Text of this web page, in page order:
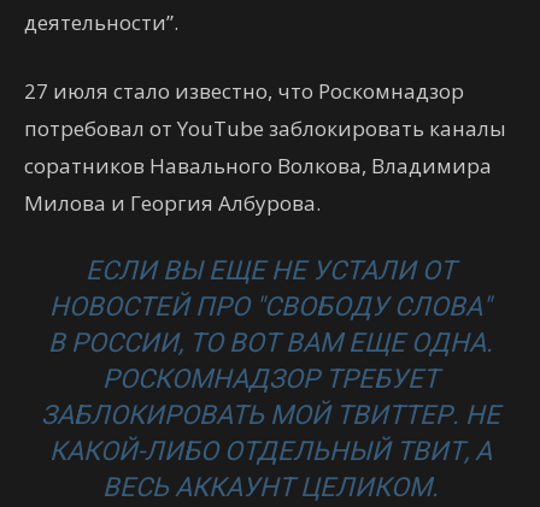
деятельности”.
27 июля стало известно, что Роскомнадзор
потребовал от YouTube заблокировать каналы
соратников Навального Волкова, Владимира
Милова и Георгия Албурова.
ЕСЛИ ВЫ ЕЩЕ НЕ УСТАЛИ ОТ
НОВОСТЕЙ ПРО "СВОБОДУ СЛОВА"
В РОССИИ, ТО ВОТ ВАМ ЕЩЕ ОДНА.
РОСКОМНАДЗОР ТРЕБУЕТ
ЗАБЛОКИРОВАТЬ МОЙ ТВИТТЕР. НЕ
КАКОЙ-ЛИБО ОТДЕЛЬНЫЙ ТВИТ, А
ВЕСЬ АККАУНТ ЦЕЛИКОМ.